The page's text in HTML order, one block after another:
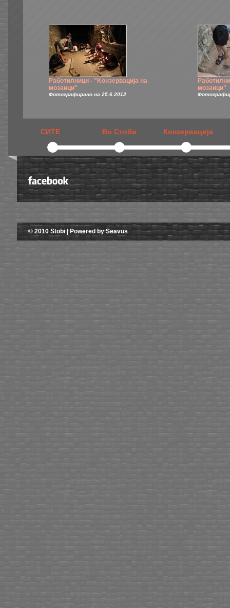
Работилници - "Kонзервација на
мозаици"
Фотографирано на 25.6.2012
мозаици"
СИТЕ Во Стоби Конзервација
© 2010 Stobi | Powered by Seavus